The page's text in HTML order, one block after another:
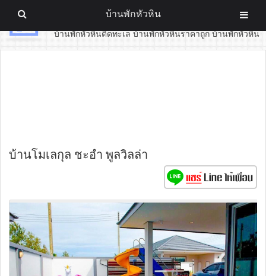
บ้านพักหัวหิน
บ้านพักหัวหินติดทะเล บ้านพักหัวหินราคาถูก บ้านพักหัวหิน
บ้านโมเลกุล ชะอำ พูลวิลล่า
บ้านพักหัวหิน